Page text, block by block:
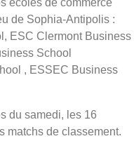
de Sophia-Antipolis :
ESC Clermont Business
School
, ESSEC Business
du samedi, les 16
matchs de classement.